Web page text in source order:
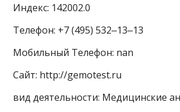
Индекс: 142002.0
Телефон: +7 (495) 532‒13‒13
Мобильный Телефон: nan
Сайт: http://gemotest.ru
вид деятельности: Медицинские